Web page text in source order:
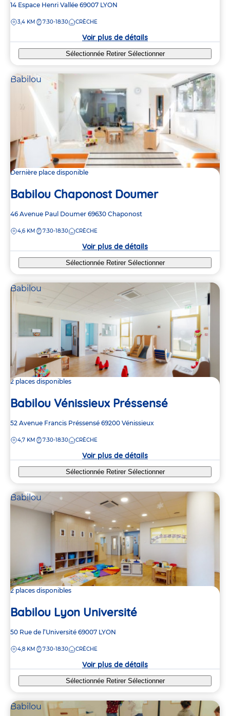
Adresse
la
14 Espace Henri Vallée 69007 LYON
DISTANCE
3,4 KM 7:30-18:30 CRÈCHE
Voir plus de détails
Sélectionnée Retirer Sélectionner
Babilou
Dernière place disponible
Babilou Chaponost Doumer
Adresse
la
46 Avenue Paul Doumer 69630 Chaponost
DISTANCE
4,6 KM 7:30-18:30 CRÈCHE
Voir plus de détails
Sélectionnée Retirer Sélectionner
Babilou
2 places disponibles
Babilou Vénissieux Préssensé
Adresse
la
52 Avenue Francis Préssensé 69200 Vénissieux
DISTANCE
4,7 KM 7:30-18:30 CRÈCHE
Voir plus de détails
Sélectionnée Retirer Sélectionner
Babilou
2 places disponibles
Babilou Lyon Université
Adresse
la
50 Rue de l’Université 69007 LYON
DISTANCE
4,8 KM 7:30-18:30 CRÈCHE
Voir plus de détails
Sélectionnée Retirer Sélectionner
Babilou